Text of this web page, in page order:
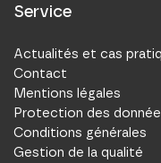
Service
Actualités et cas
Contact
Mentions légales
Protection des
Conditions générales
Gestion de la qualité